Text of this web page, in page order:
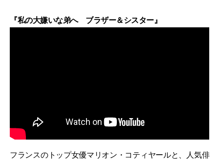
『私の大嫌いな弟へ ブラザー＆シスター』
フランスのトップ女優マリオン・コティヤールと、人気俳